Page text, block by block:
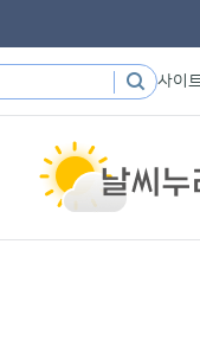
사이